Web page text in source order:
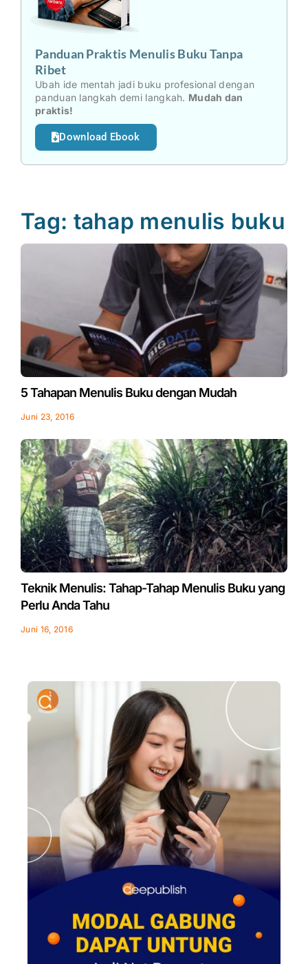
Panduan Praktis Menulis Buku Tanpa
Ribet
Ubah ide mentah jadi buku profesional dengan
panduan langkah demi langkah. Mudah dan
praktis!
Download Ebook
Tag: tahap menulis buku
5 Tahapan Menulis Buku dengan Mudah
Juni 23, 2016
Teknik Menulis: Tahap-Tahap Menulis Buku yang
Perlu Anda Tahu
Juni 16, 2016